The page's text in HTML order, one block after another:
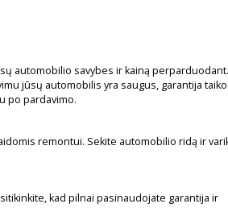
automobilio savybes ir kainą perparduodant.
jūsų automobilis yra saugus, garantija
po pardavimo.
remontui. Sekite automobilio ridą ir
kad pilnai pasinaudojate garantija ir